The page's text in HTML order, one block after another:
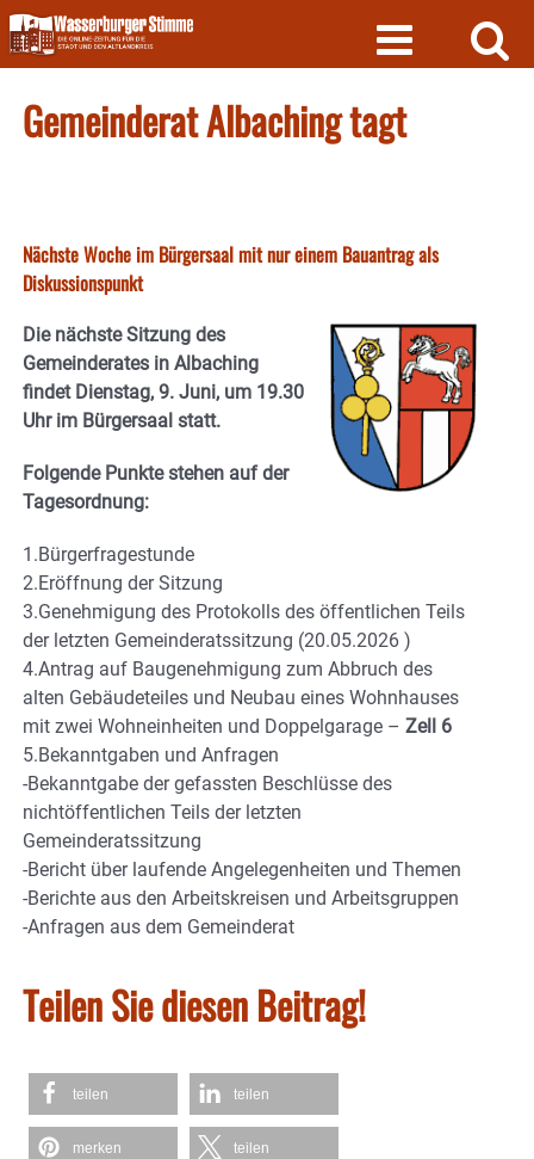
Skip
to
content
Gemeinderat Albaching tagt
Nächste Woche im Bürgersaal mit nur einem Bauantrag als
Diskussionspunkt
Die nächste Sitzung des
Gemeinderates in Albaching
findet Dienstag, 9. Juni, um 19.30
Uhr im Bürgersaal statt.
Folgende Punkte stehen auf der
Tagesordnung:
1.Bürgerfragestunde
2.Eröffnung der Sitzung
3.Genehmigung des Protokolls des öffentlichen Teils
der letzten Gemeinderatssitzung (20.05.2026 )
4.Antrag auf Baugenehmigung zum Abbruch des
alten Gebäudeteiles und Neubau eines Wohnhauses
mit zwei Wohneinheiten und Doppelgarage – Zell 6
5.Bekanntgaben und Anfragen
-Bekanntgabe der gefassten Beschlüsse des
nichtöffentlichen Teils der letzten
Gemeinderatssitzung
-Bericht über laufende Angelegenheiten und Themen
-Berichte aus den Arbeitskreisen und Arbeitsgruppen
-Anfragen aus dem Gemeinderat
Teilen Sie diesen Beitrag!
teilen teilen
merken teilen